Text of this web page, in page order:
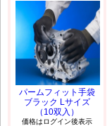
パームフィット手袋
ブラック Lサイズ
（10双入）
価格はログイン後表示